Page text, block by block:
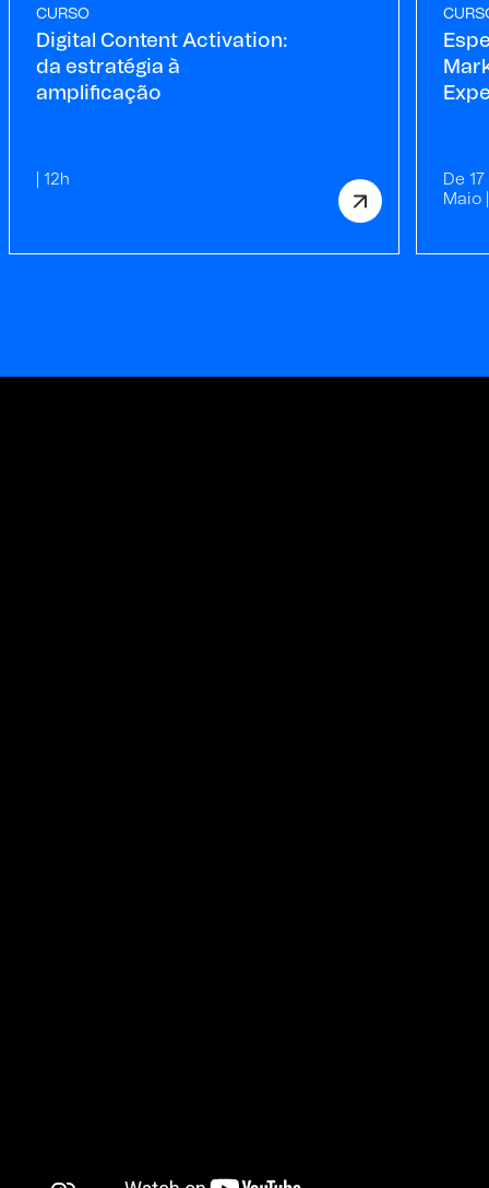
CURSO
Digital Content Activation:
da estratégia à
amplificação
| 12h
De
Maio